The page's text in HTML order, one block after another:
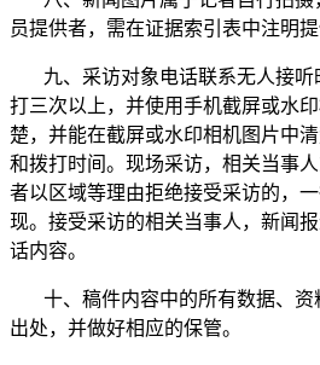
员提供者，需在证据索引表中注明
九、采访对象电话联系无人接听
打三次以上，并使用手机截屏或水
楚，并能在截屏或水印相机图片中
和拨打时间。现场采访，相关当事
者以区域等理由拒绝接受采访的，
现。接受采访的相关当事人，新闻
话内容。
十、稿件内容中的所有数据、资
出处，并做好相应的保管。